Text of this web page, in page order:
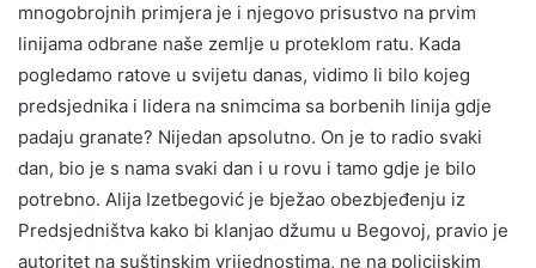
mnogobrojnih primjera je i njegovo prisustvo na prvim
linijama odbrane naše zemlje u proteklom ratu. Kada
pogledamo ratove u svijetu danas, vidimo li bilo kojeg
predsjednika i lidera na snimcima sa borbenih linija gdje
padaju granate? Nijedan apsolutno. On je to radio svaki
dan, bio je s nama svaki dan i u rovu i tamo gdje je bilo
potrebno. Alija Izetbegović je bježao obezbjeđenju iz
Predsjedništva kako bi klanjao džumu u Begovoj, pravio je
autoritet na suštinskim vrijednostima, ne na policijskim